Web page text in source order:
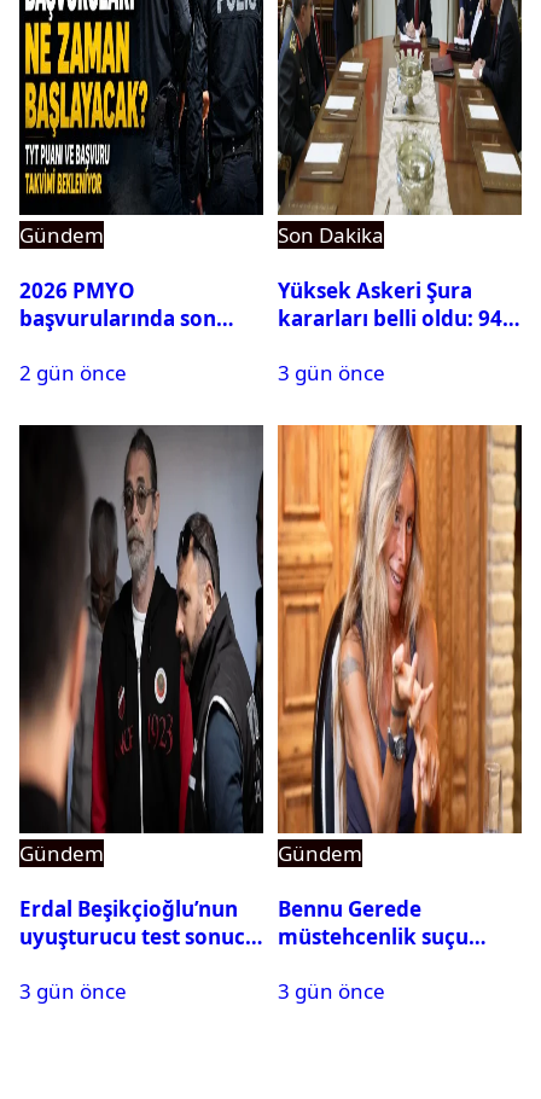
Gündem
2026 PMYO
başvurularında son
2 gün önce
Son Dakika
Yüksek Askeri Şura
kararları belli oldu: 94
3 gün önce
Gündem
Erdal Beşikçioğlu’nun
uyuşturucu test sonucu
3 gün önce
Gündem
Bennu Gerede
müstehcenlik suçu
alındı
3 gün önce